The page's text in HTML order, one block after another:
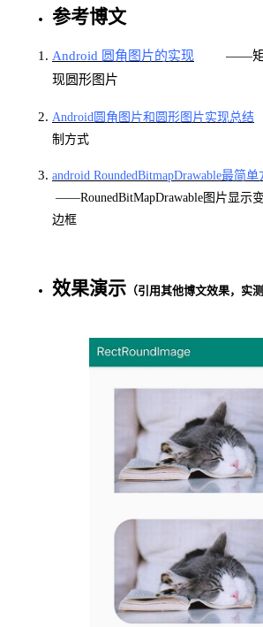
参考博文
Android 圆角图片的实现 ——矩形
现圆形图片
Android圆角图片和圆形图片实现总结
制方式
android RoundedBitmapDrawable最简
——RounedBitMapDrawable图片显示
边框
效果演示 （引用其他博文效果，实测